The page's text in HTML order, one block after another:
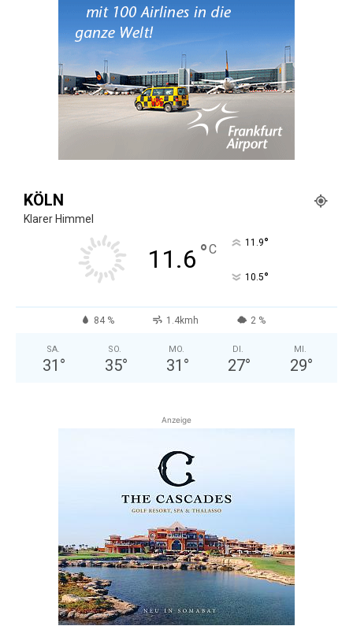
KÖLN
Klarer Himmel
11.6 °C 11.9°
10.5°
84 % 1.4kmh 2 %
SA.
31 °
SO.
35°
MO.
31 °
DI.
27°
MI.
29°
Anzeige